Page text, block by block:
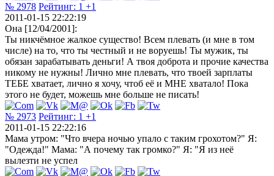
№ 2978 Рейтинг: 1 +1
2011-01-15 22:22:19
Она [12/04/2001]:
Ты никчёмное жалкое существо! Всем плевать (и мне в том
числе) на то, что ты честный и не воруешь! Ты мужик, ты
обязан зарабатывать деньги! А твоя доброта и прочие качества
никому не нужны! Лично мне плевать, что твоей зарплаты
ТЕБЕ хватает, лично я хочу, чтоб её и МНЕ хватало! Пока
этого не будет, можешь мне больше не писать!
№ 2973 Рейтинг: 1 +1
2011-01-15 22:22:16
Мама утром: "Что вчера ночью упало с таким грохотом?" Я:
"Одежда!" Мама: "А почему так громко?" Я: "Я из неё
вылезти не успел